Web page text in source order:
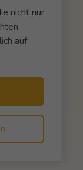
nicht nur
auf